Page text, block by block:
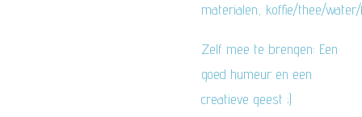
materialen, koffie/thee/
Zelf mee te brengen: Een
goed humeur en een
creatieve geest ;)